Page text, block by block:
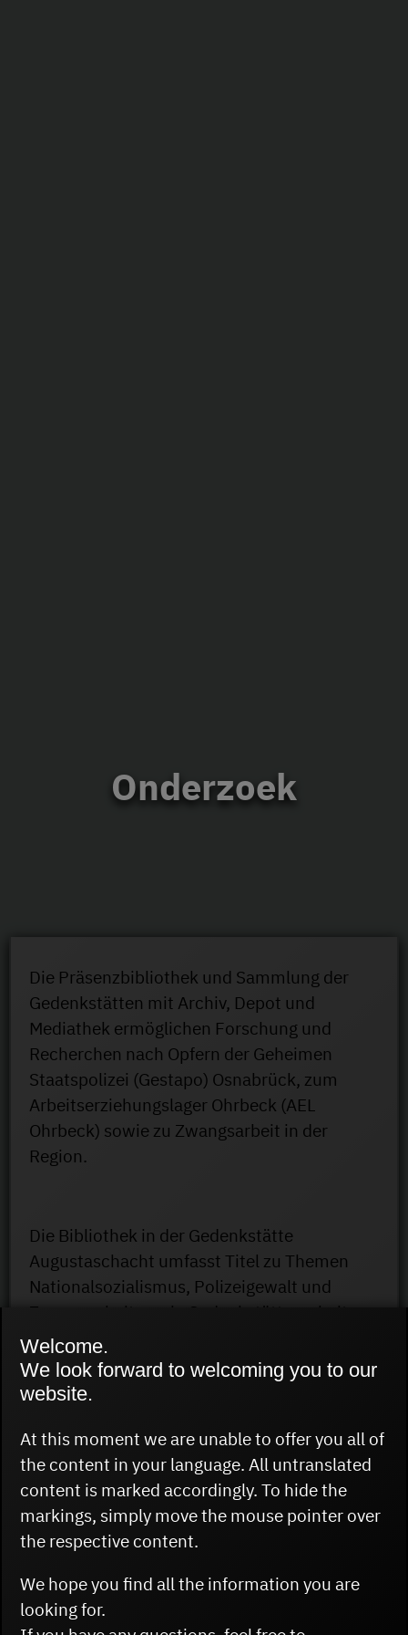
Onderzoek
Die Präsenzbibliothek und Sammlung der
Gedenkstätten mit Archiv, Depot und
Mediathek ermöglichen Forschung und
Recherchen nach Opfern der Geheimen
Staatspolizei (Gestapo) Osnabrück, zum
Arbeitserziehungslager Ohrbeck (AEL
Ohrbeck) sowie zu Zwangsarbeit in der
Region.
Die Bibliothek in der Gedenkstätte
Augustaschacht umfasst Titel zu Themen
Nationalsozialismus, Polizeigewalt und
Zwangsarbeit sowie Gedenkstättenarbeit
und Erinnerungskultur.
Sammlung
Die Sammlung der Gedenkstätten – Archiv,
Depot und Mediathek – bietet gute
Grundstein der Sammlung wurde mit der
Einrichtung der Gedenkstättenvereine in
Welcome.
We look forward to welcoming you to our
website.
At this moment we are unable to offer you all of
the content in your language. All untranslated
content is marked accordingly. To hide the
markings, simply move the mouse pointer over
the respective content.
We hope you find all the information you are
looking for.